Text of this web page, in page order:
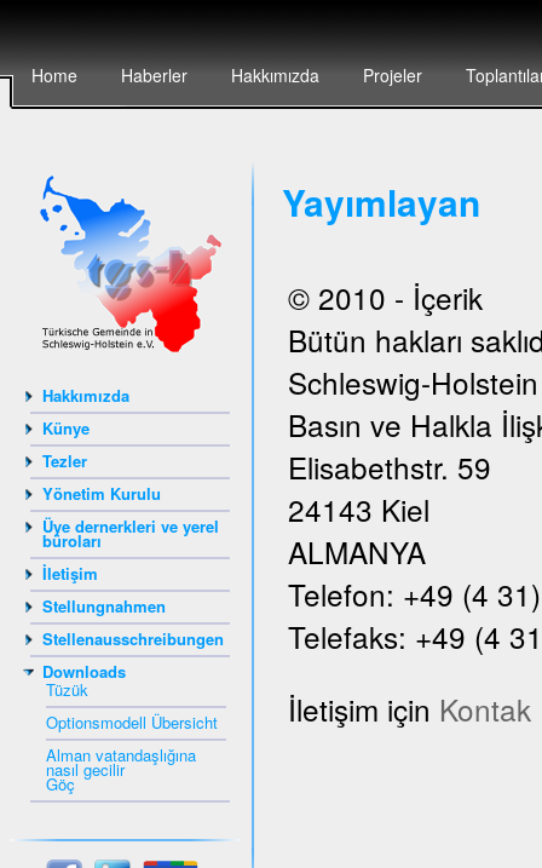
Home Haberler Hakkımızda Projeler
Hakkımızda
Künye
Tezler
Yönetim Kurulu
Üye dernerkleri ve yerel
büroları
İletişim
Stellungnahmen
Stellenausschreibungen
Downloads
Tüzük
Optionsmodell Übersicht
Alman vatandaşlığına
nasıl gecilir
Göç
Yayımlayan
© 2010 - İçerik
Bütün hakları
Schleswig-
Basın ve Halkla
Elisabethstr. 59
24143 Kiel
ALMANYA
Telefon: +49 (4
Telefaks: +49 (4
İletişim için